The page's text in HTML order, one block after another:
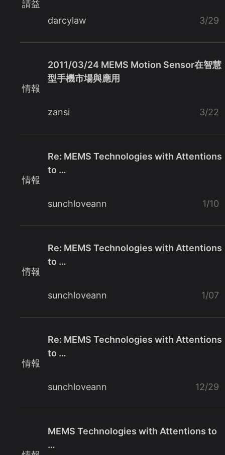
請益
darcylaw 3/29
情報
2011/03/24 MEMS Motion Sensor在智慧
型手機市場與應用
zansi 3/22
情報
Re: MEMS Technologies with Attentions
to …
sunchloveann 1/10
情報
Re: MEMS Technologies with Attentions
to …
sunchloveann 1/07
情報
Re: MEMS Technologies with Attentions
to …
sunchloveann 12/29
MEMS Technologies with Attentions to
…